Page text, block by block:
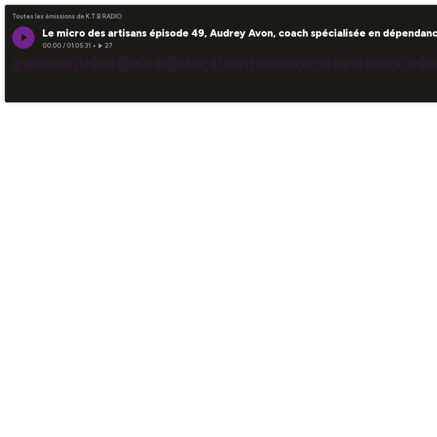
Toutes les émissions de K.T.B RADIO
Le micro des artisans épisode 49, Audrey Avon, coach spécialisée en
00:00 /01:05:31 • 27